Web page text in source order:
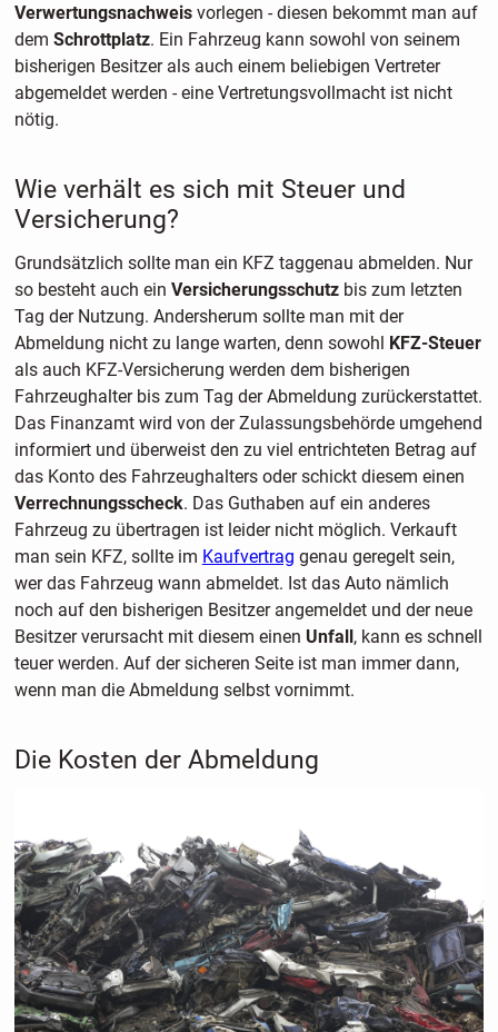
Verwertungsnachweisvorlegen - diesen bekommt man auf
dem Schrottplatz. Ein Fahrzeug kann sowohl von seinem
bisherigen Besitzer als auch einem beliebigen Vertreter
abgemeldet werden - eine Vertretungsvollmacht ist nicht
nötig.
Wie verhält es sich mit Steuer und
Versicherung?
Grundsätzlich sollte man ein KFZ taggenau abmelden. Nur
so besteht auch ein Versicherungsschutzbis zum letzten
Tag der Nutzung. Andersherum sollte man mit der
Abmeldung nicht zu lange warten, denn sowohl KFZ-Steuer
als auch KFZ-Versicherung werden dem bisherigen
Fahrzeughalter bis zum Tag der Abmeldung zurückerstattet.
Das Finanzamt wird von der Zulassungsbehörde umgehend
informiert und überweist den zu viel entrichteten Betrag auf
das Konto des Fahrzeughalters oder schickt diesem einen
Verrechnungsscheck. Das Guthaben auf ein anderes
Fahrzeug zu übertragen ist leider nicht möglich. Verkauft
man sein KFZ, sollte im Kaufvertrag genau geregelt sein,
wer das Fahrzeug wann abmeldet. Ist das Auto nämlich
noch auf den bisherigen Besitzer angemeldet und der neue
Besitzer verursacht mit diesem einen Unfall, kann es schnell
teuer werden. Auf der sicheren Seite ist man immer dann,
wenn man die Abmeldung selbst vornimmt.
Die Kosten der Abmeldung